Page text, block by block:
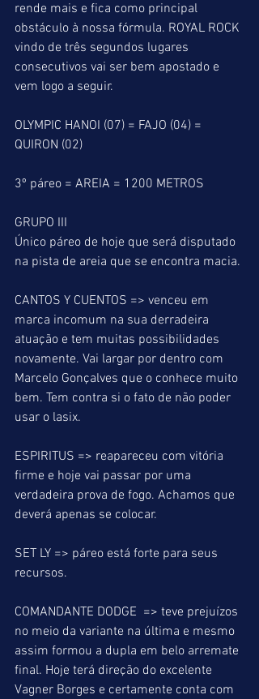
rende mais e fica como principal
obstáculo à nossa fórmula. ROYAL ROCK
vindo de três segundos lugares
consecutivos vai ser bem apostado e
vem logo a seguir.
OLYMPIC HANOI (07) = FAJO (04) =
QUIRON (02)
3º páreo = AREIA = 1200 METROS
GRUPO III
Único páreo de hoje que será disputado
na pista de areia que se encontra macia.
CANTOS Y CUENTOS => venceu em
marca incomum na sua derradeira
atuação e tem muitas possibilidades
novamente. Vai largar por dentro com
Marcelo Gonçalves que o conhece muito
bem. Tem contra si o fato de não poder
usar o lasix.
ESPIRITUS => reapareceu com vitória
firme e hoje vai passar por uma
verdadeira prova de fogo. Achamos que
deverá apenas se colocar.
SET LY => páreo está forte para seus
recursos.
COMANDANTE DODGE  => teve prejuízos
no meio da variante na última e mesmo
assim formou a dupla em belo arremate
final. Hoje terá direção do excelente
Vagner Borges e certamente conta com